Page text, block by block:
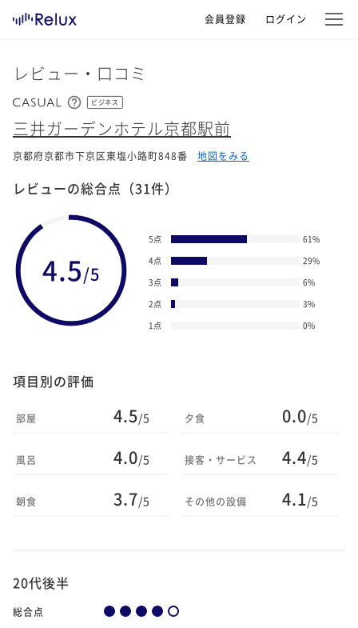
会員登録 ログイン
レビュー・口コミ
ビジネス
三井ガーデンホテル京都駅前
京都府京都市下京区東塩小路町848番 地図をみる
レビューの総合点 （31件）
4.5/5
5点 61%
4点
29%
3点
6%
2点
3%
1点
0%
項目別の評価
部屋 4.5/5
風呂 4.0/5
朝食 3.7/5
夕食 0.0/5
接客・サービス 4.4/5
その他の設備 4.1/5
20代後半
総合点